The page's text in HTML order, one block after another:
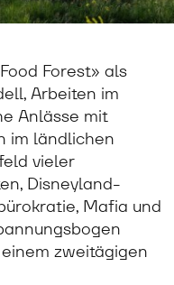
Forest» als
Arbeiten im
Anlässe mit
im ländlichen
vieler
Disneyland-
Mafia und
zweitägigen